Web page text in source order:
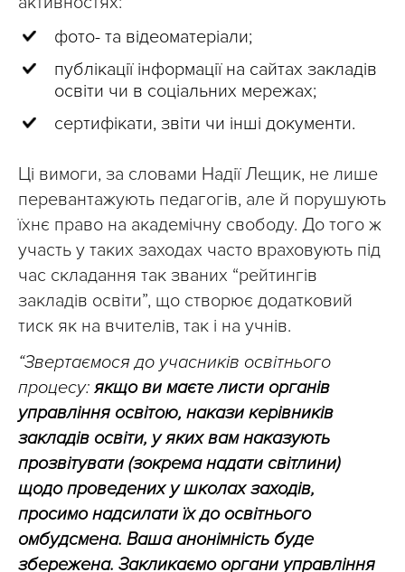
фото- та відеоматеріали;
публікації інформації на сайтах закладів
освіти чи в соціальних мережах;
сертифікати, звіти чи інші документи.
Ці вимоги, за словами Надії Лещик, не лише
перевантажують педагогів, але й порушують
їхнє право на академічну свободу. До того ж
участь у таких заходах часто враховують під
час складання так званих “рейтингів
закладів освіти”, що створює додатковий
тиск як на вчителів, так і на учнів.
“Звертаємося до учасників освітнього
процесу: якщо ви маєте листи органів
управління освітою, накази керівників
закладів освіти, у яких вам наказують
прозвітувати (зокрема надати світлини)
щодо проведених у школах заходів,
просимо надсилати їх до освітнього
омбудсмена. Ваша анонімність буде
збережена. Закликаємо органи управління